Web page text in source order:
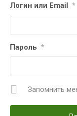
Логин или Email *
Пароль *
Запомнить